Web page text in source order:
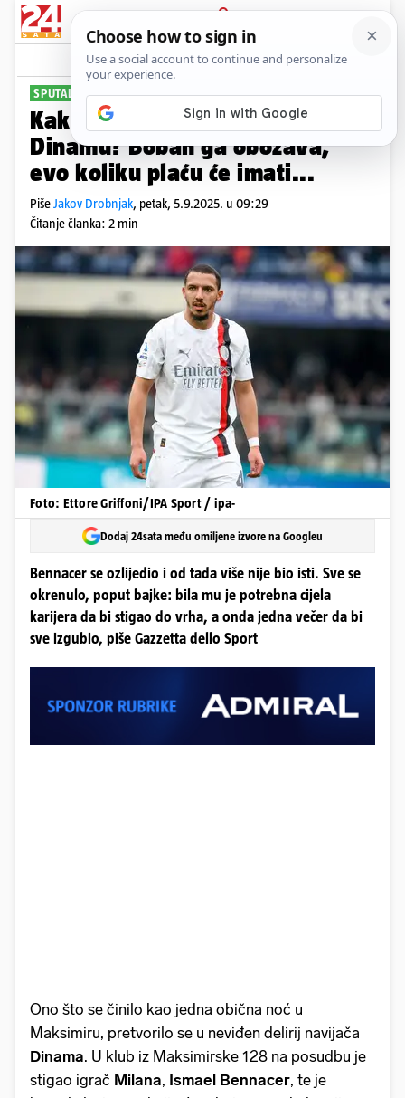
PRIJAVA
Sport Komentari
SPUTALA GA OZLJEDA
Kako je Bennacer završio u
Dinamu? Boban ga obožava,
evo koliku plaću će imati...
PišeJakov Drobnjak, petak, 5.9.2025. u 09:29
Čitanje članka: 2 min
Foto: Ettore Griffoni/IPA Sport / ipa-
Dodaj 24sata među omiljene izvore na Googleu
Bennacer se ozlijedio i od tada više nije bio isti. Sve se
okrenulo, poput bajke: bila mu je potrebna cijela
karijera da bi stigao do vrha, a onda jedna večer da bi
sve izgubio, piše Gazzetta dello Sport
Ono što se činilo kao jedna obična noć u
Maksimiru, pretvorilo se u neviđen delirij navijača
Dinama. U klub iz Maksimirske 128 na posudbu je
stigao igrač Milana, Ismael Bennacer, te je